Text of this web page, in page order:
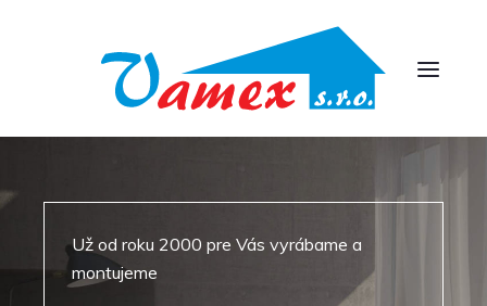
Už od roku 2000 pre Vás vyrábame a
montujeme